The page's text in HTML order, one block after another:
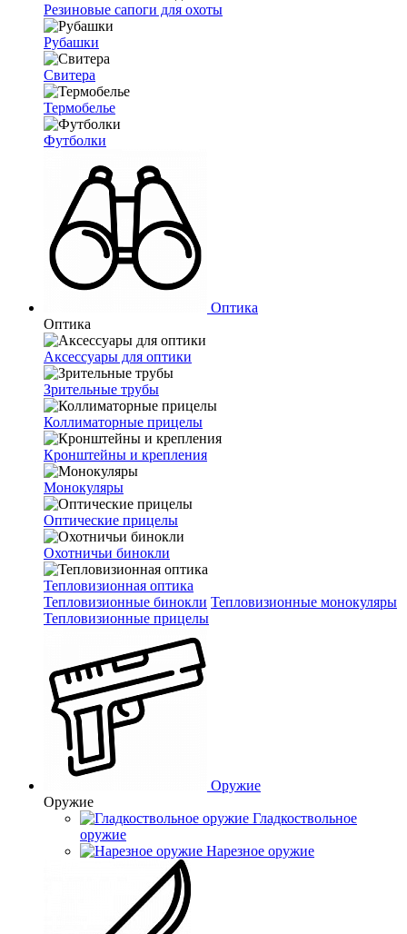
Резиновые сапоги для охоты
Рубашки
Свитера
Термобелье
Футболки
Оптика
Оптика
Аксессуары для оптики
Зрительные трубы
Коллиматорные прицелы
Кронштейны и крепления
Монокуляры
Оптические прицелы
Охотничьи бинокли
Тепловизионная оптика
Тепловизионные бинокли Тепловизионные монокуляры
Тепловизионные прицелы
Оружие
Оружие
Гладкоствольное
оружие
Нарезное оружие